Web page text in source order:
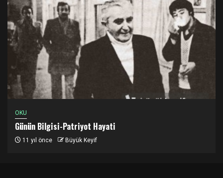
OKU
Günün Bilgisi-Patriyot Hayati
11 yıl önce Büyük Keyif